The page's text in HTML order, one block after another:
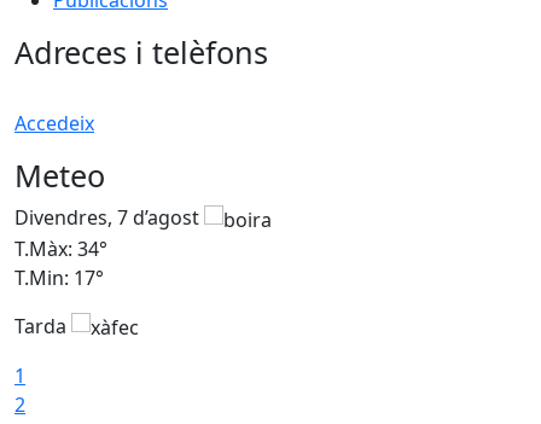
Adreces i telèfons
Accedeix
Meteo
Divendres, 7 d’agost
T.Màx: 34°
T.Min: 17°
Tarda
1
2